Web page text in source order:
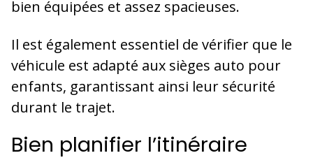
bien équipées et assez spacieuses.
Il est également essentiel de vérifier que le
véhicule est adapté aux sièges auto pour
enfants, garantissant ainsi leur sécurité
durant le trajet.
Bien planifier l’itinéraire